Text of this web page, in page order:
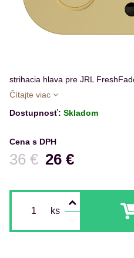
strihacia hlava pre JRL
Čítajte viac
Dostupnosť: Skladom
Cena s DPH
26 €
Pred zľavou:
36 €
ks